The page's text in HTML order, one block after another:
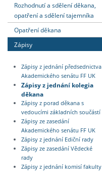
Rozhodnutí a sdělení děkana,
opatření a sdělení tajemníka
Opatření děkana
Zápisy
Zápisy z jednání předsednictva
Akademického senátu FF UK
Zápisy z jednání kolegia
děkana
Zápisy z porad děkana s
vedoucími základních součástí
Zápisy ze zasedání
Akademického senátu FF UK
Zápisy z jednání Ediční rady
Zápisy ze zasedání Vědecké
rady
Zápisy z jednání komisí fakulty